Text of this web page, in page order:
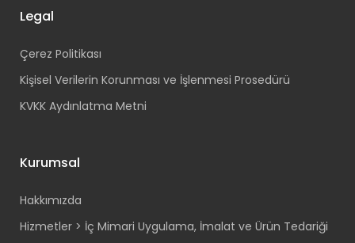
Legal
Çerez Politikası
Kişisel Verilerin Korunması ve İşlenmesi Prosedürü
KVKK Aydınlatma Metni
Kurumsal
Hakkımızda
Hizmetler > İç Mimari Uygulama, İmalat ve Ürün Tedariği